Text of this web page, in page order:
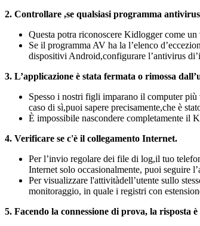
2. Controllare ,se qualsiasi programma
Questa potra riconoscere Kidlogger come
Se il programma AV ha la l’elenco
dispositivi Android,configurare l’antivirus
3. L’applicazione è stata fermata o rimossa
Spesso i nostri figli imparano il computer
caso di sì,puoi sapere precisamente,che è
È impossibile nascondere completamente il
4. Verificare se c'è il collegamento Internet.
Per l’invio regolare dei file di log,il tuo
Internet solo occasionalmente, puoi seguire
Per visualizzare l'attivitàdell’utente sullo
monitoraggio, in quale i registri con
5. Facendo la connessione di prova, la risposta